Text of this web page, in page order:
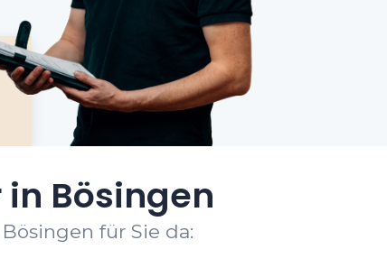
Bösingen
für Sie da: